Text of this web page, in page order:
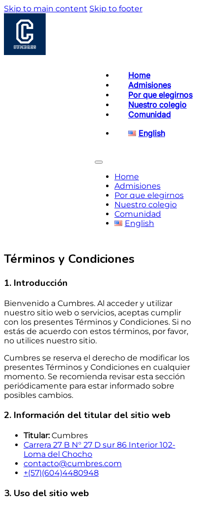
Skip to main content Skip to footer
Home
Admisiones
Por que elegirnos
Nuestro colegio
Comunidad
English
Home
Admisiones
Por que elegirnos
Nuestro colegio
Comunidad
English
Términos y Condiciones
1. Introducción
Bienvenido a Cumbres. Al acceder y utilizar
nuestro sitio web o servicios, aceptas cumplir
con los presentes Términos y Condiciones. Si no
estás de acuerdo con estos términos, por favor,
no utilices nuestro sitio.
Cumbres se reserva el derecho de modificar los
presentes Términos y Condiciones en cualquier
momento. Se recomienda revisar esta sección
periódicamente para estar informado sobre
posibles cambios.
2. Información del titular del sitio web
Titular:Cumbres
Carrera 27 B N° 27 D sur 86 Interior 102-
Loma del Chocho
contacto@cumbres.com
+(57)(604)4480948
3. Uso del sitio web